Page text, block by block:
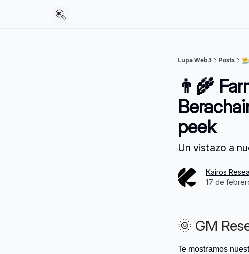
Lupa Web3 Posts
👨‍🌾
peek
Un vistazo a
Kairos
17 de
🌞 GM
Te mostramos